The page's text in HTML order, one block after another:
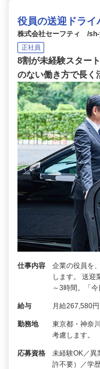
役員の送迎ドライ
株式会社セーフティ /
正社員
8割が未経験スター
のない働き方で長く
仕事内容
企業の役員を
します。 送迎
～3時間。「
給与 月給267,580
勤務地
東京都・神奈
考慮します。
応募資格
未経験OK／異
許不要）／学